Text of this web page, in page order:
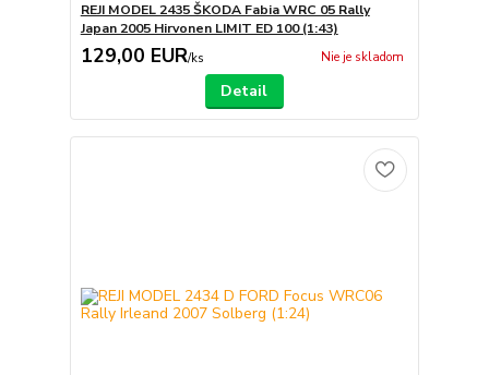
REJI MODEL 2435 ŠKODA Fabia WRC 05 Rally
Japan 2005 Hirvonen LIMIT ED 100 (1:43)
129,00 EUR/ks Nie je skladom
Detail